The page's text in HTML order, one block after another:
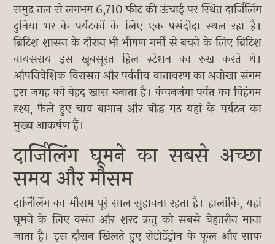
समुद्र तल से लगभग 6,710 फीट की ऊंचाई पर स्थित दार्जिलिंग
दुनिया भर के पर्यटकों के लिए एक पसंदीदा स्थल रहा है।
ब्रिटिश शासन के दौरान भी भीषण गर्मी से बचने के लिए ब्रिटिश
वायसराय इस खूबसूरत हिल स्टेशन का रुख करते थे।
औपनिवेशिक विरासत और पर्वतीय वातावरण का अनोखा संगम
इस जगह को बेहद खास बनाता है। कंचनजंगा पर्वत का विहंगम
दृश्य, फैले हुए चाय बागान और बौद्ध मठ यहां के पर्यटन का
मुख्य आकर्षण हैं।
दार्जिलिंग घूमने का सबसे अच्छा
समय और मौसम
दार्जिलिंग का मौसम पूरे साल सुहावना रहता है। हालांकि, यहां
घूमने के लिए वसंत और शरद ऋतु को सबसे बेहतरीन माना
जाता है। इस दौरान खिलते हुए रोडोडेंड्रोन के फूल और साफ